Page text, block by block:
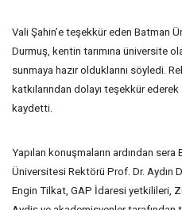
Vali Şahin’e teşekkür eden Batman
Durmuş, kentin tarımına üniversite
sunmaya hazır olduklarını söyledi.
katkılarından dolayı teşekkür
kaydetti.
Yapılan konuşmaların ardından
Üniversitesi Rektörü Prof. Dr. Aydın
Engin Tilkat, GAP İdaresi yetkilileri,